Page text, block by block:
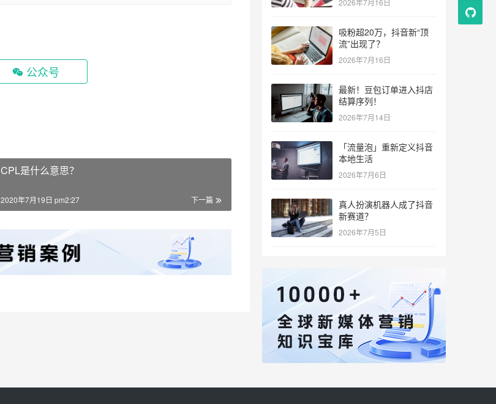
公众号
CPL是什么意思？
下一篇
2020年7月19日 pm2:27
2026年7月16日
吸粉超20万，抖音新“顶
流”出现了？
2026年7月16日
最新！豆包订单进入抖店
结算序列！
2026年7月14日
「流量泡」重新定义抖音
本地生活
2026年7月6日
真人扮演机器人成了抖音
新赛道？
2026年7月5日